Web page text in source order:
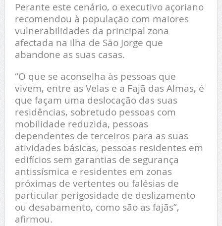
Perante este cenário, o executivo açoriano
recomendou à população com maiores
vulnerabilidades da principal zona
afectada na ilha de São Jorge que
abandone as suas casas.
“O que se aconselha às pessoas que
vivem, entre as Velas e a Fajã das Almas, é
que façam uma deslocação das suas
residências, sobretudo pessoas com
mobilidade reduzida, pessoas
dependentes de terceiros para as suas
atividades básicas, pessoas residentes em
edifícios sem garantias de segurança
antissísmica e residentes em zonas
próximas de vertentes ou falésias de
particular perigosidade de deslizamento
ou desabamento, como são as fajãs”,
afirmou.